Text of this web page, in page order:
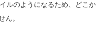
ルのようになるため、どこか
ん。